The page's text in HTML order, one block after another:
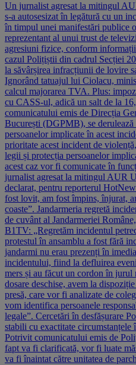
Un jurnalist agresat la mitingul
s-a autosesizat în legătură cu un
în timpul unei manifestări publice
reprezentant al unui trust de
agresiuni fizice, conform
cazul Polițiștii din cadrul Secției
la săvârșirea infracțiunii de lovire
Ignorând tatuajul lui Ciolacu,
calcul majorarea TVA. Plus:
cu CASS-ul, adică un salt de la
comunicatului emis de Direcția
București (DGPMB), se
persoanelor implicate în acest
prioritate acest incident de
legii și protecția persoanelor
acest caz vor fi comunicate în
jurnalist agresat la mitingul AUR
declarat, pentru reporterul
fost lovit, am fost împins, înjurat,
coaste”. Jandarmeria regretă
de cuvânt al Jandarmeriei
B1TV: „Regretăm incidentul
protestul în ansamblu a fost fără
jandarmi nu erau prezenți în
incidentului, fiind la defluirea
mers și au făcut un cordon în
dosare deschise, avem la
presă, care vor fi analizate de
vom identifica persoanele
legale”. Cercetări în desfășurare
stabili cu exactitate circumstanțele
Potrivit comunicatului emis de
fapt va fi clarificată, vor fi luate
va fi înaintat către unitatea de